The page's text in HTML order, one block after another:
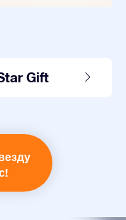
Gift